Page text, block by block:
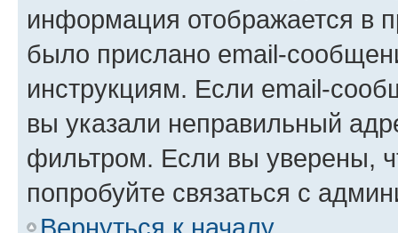
информация отображается в
было прислано email-
инструкциям. Если email-
вы указали неправильный
фильтром. Если вы уверены,
попробуйте связаться с
Вернуться к началу